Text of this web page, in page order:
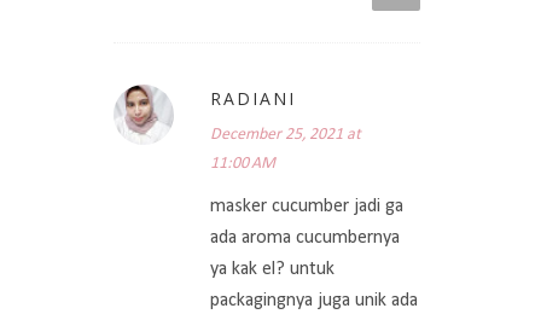
RADIANI
December 25, 2021 at
11:00 AM
masker cucumber jadi ga
ada aroma cucumbernya
ya kak el? untuk
packagingnya juga unik ada